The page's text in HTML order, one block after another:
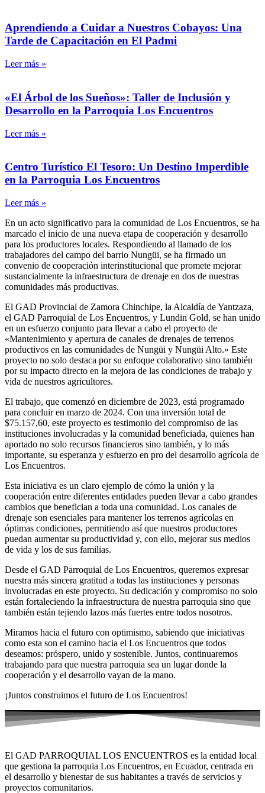
Aprendiendo a Cuidar a Nuestros Cobayos: Una
Tarde de Capacitación en El Padmi
Leer más »
«El Árbol de los Sueños»: Taller de Inclusión y
Desarrollo en la Parroquia Los Encuentros
Leer más »
Centro Turístico El Tesoro: Un Destino Imperdible
en la Parroquia Los Encuentros
Leer más »
En un acto significativo para la comunidad de Los Encuentros, se ha
marcado el inicio de una nueva etapa de cooperación y desarrollo
para los productores locales. Respondiendo al llamado de los
trabajadores del campo del barrio Nungüi, se ha firmado un
convenio de cooperación interinstitucional que promete mejorar
sustancialmente la infraestructura de drenaje en dos de nuestras
comunidades más productivas.
El GAD Provincial de Zamora Chinchipe, la Alcaldía de Yantzaza,
el GAD Parroquial de Los Encuentros, y Lundin Gold, se han unido
en un esfuerzo conjunto para llevar a cabo el proyecto de
«Mantenimiento y apertura de canales de drenajes de terrenos
productivos en las comunidades de Nungüi y Nungüi Alto.» Este
proyecto no solo destaca por su enfoque colaborativo sino también
por su impacto directo en la mejora de las condiciones de trabajo y
vida de nuestros agricultores.
El trabajo, que comenzó en diciembre de 2023, está programado
para concluir en marzo de 2024. Con una inversión total de
$75.157,60, este proyecto es testimonio del compromiso de las
instituciones involucradas y la comunidad beneficiada, quienes han
aportado no solo recursos financieros sino también, y lo más
importante, su esperanza y esfuerzo en pro del desarrollo agrícola de
Los Encuentros.
Esta iniciativa es un claro ejemplo de cómo la unión y la
cooperación entre diferentes entidades pueden llevar a cabo grandes
cambios que benefician a toda una comunidad. Los canales de
drenaje son esenciales para mantener los terrenos agrícolas en
óptimas condiciones, permitiendo así que nuestros productores
puedan aumentar su productividad y, con ello, mejorar sus medios
de vida y los de sus familias.
Desde el GAD Parroquial de Los Encuentros, queremos expresar
nuestra más sincera gratitud a todas las instituciones y personas
involucradas en este proyecto. Su dedicación y compromiso no solo
están fortaleciendo la infraestructura de nuestra parroquia sino que
también están tejiendo lazos más fuertes entre todos nosotros.
Miramos hacia el futuro con optimismo, sabiendo que iniciativas
como esta son el camino hacia el Los Encuentros que todos
deseamos: próspero, unido y sostenible. Juntos, continuaremos
trabajando para que nuestra parroquia sea un lugar donde la
cooperación y el desarrollo vayan de la mano.
¡Juntos construimos el futuro de Los Encuentros!
El GAD PARROQUIAL LOS ENCUENTROS es la entidad local
que gestiona la parroquia Los Encuentros, en Ecuador, centrada en
el desarrollo y bienestar de sus habitantes a través de servicios y
proyectos comunitarios.